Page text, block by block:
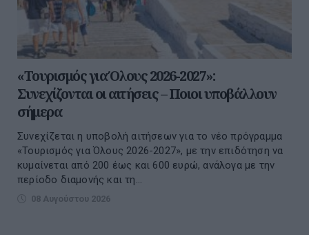
«Τουρισμός για Όλους 2026-2027»:
Συνεχίζονται οι αιτήσεις – Ποιοι υποβάλλουν
σήμερα
Συνεχίζεται η υποβολή αιτήσεων για το νέο πρόγραμμα
«Τουρισμός για Όλους 2026-2027», με την επιδότηση να
κυμαίνεται από 200 έως και 600 ευρώ, ανάλογα με την
περίοδο διαμονής και τη...
08 Αυγούστου 2026